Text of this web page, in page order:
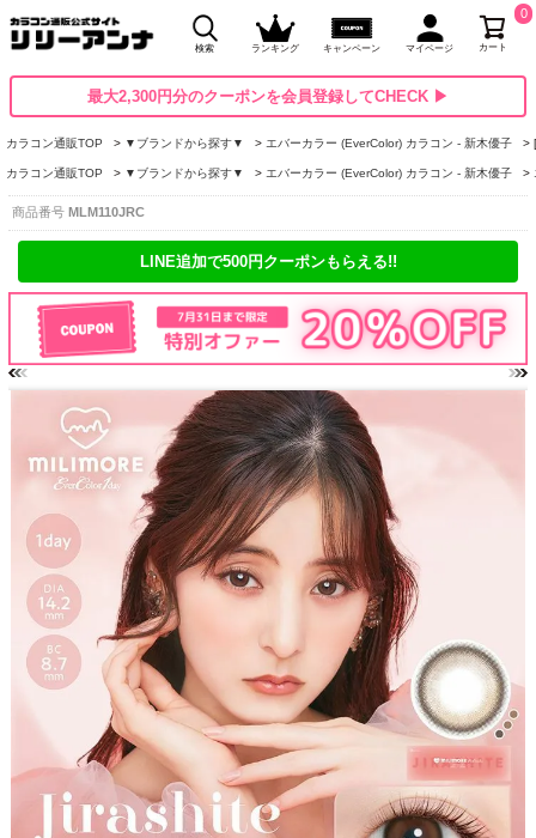
検索 ランキング キャンペーン マイページ カート
0
最大2,300円分のクーポンを会員登録してCHECK ▶
カラコン通販TOP ▼ブランドから探す▼ エバーカラー (EverColor) カラコン - 新木優子
カラコン通販TOP ▼ブランドから探す▼ エバーカラー (EverColor) カラコン - 新木優子
商品番号 MLM110JRC
LINE追加で500円クーポンもらえる!!